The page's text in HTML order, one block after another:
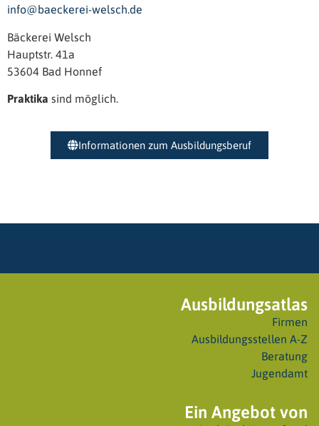
info@baeckerei-welsch.de
Bäckerei Welsch
Hauptstr. 41a
53604 Bad Honnef
Praktika sind möglich.
Informationen zum Ausbildungsberuf
Ausbildungsatlas
Firmen
Ausbildungsstellen A-Z
Beratung
Jugendamt
Ein Angebot von